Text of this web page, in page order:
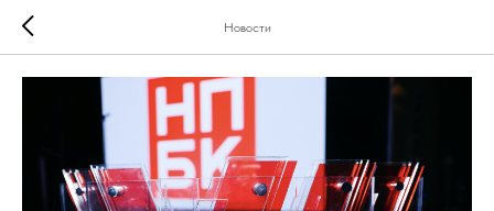
Новости